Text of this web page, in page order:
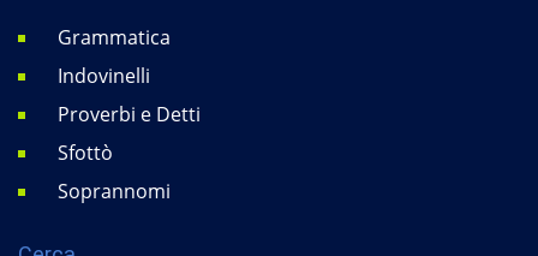
Grammatica
Indovinelli
Proverbi e Detti
Sfottò
Soprannomi